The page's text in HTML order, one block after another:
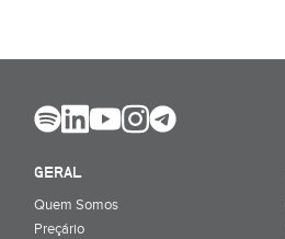
GERAL
Quem Somos
Preçário